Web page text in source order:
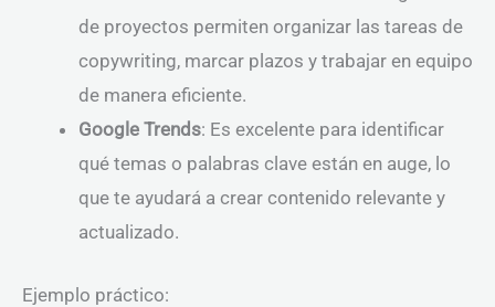
de proyectos permiten organizar las tareas de
copywriting, marcar plazos y trabajar en equipo
de manera eficiente.
Google Trends: Es excelente para identificar
qué temas o palabras clave están en auge, lo
que te ayudará a crear contenido relevante y
actualizado.
Ejemplo práctico: